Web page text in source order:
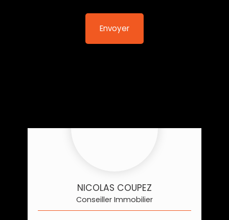
Envoyer
NICOLAS COUPEZ
Conseiller Immobilier